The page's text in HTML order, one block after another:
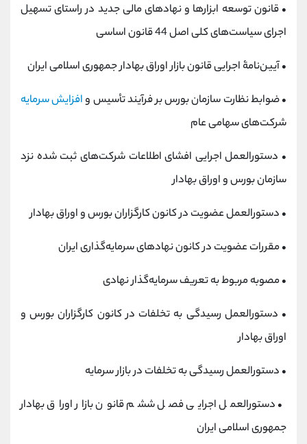
• قانون توسعه ابزارها و نهادهای مالی جدید در راستای تسهیل
اجرای سیاست‌های کلی اصل 44 قانون اساسی
• آیین‌نامۀ اجرایی قانون بازار اوراق بهادار جمهوری اسلامی ایران
• ضوابط نظارت سازمان بورس بر فرآیند تأسیس وافزایش سرمایه
شرکت‌های سهامی عام
• دستورالعمل اجرایی افشای اطلاعات شرکت‌های ثبت شده نزد
سازمان بورس و اوراق بهادار
• دستورالعمل عضویت در کانون کارگزاران بورس و اوراق بهادار
• مقررات عضویت در کانون نهادهای سرمایه‌گذاری ایران
• مصوبه مربوط به تعریف سرمایه‌گذار نهادی
• دستورالعمل رسیدگی به تخلفات در کانون کارگزاران بورس و
اوراق بهادار
• دستورالعمل رسیدگی به تخلفات در بازار سرمایه
• دستورالعمل اجرایی فصل ششم قانون بازار اوراق بهادار
جمهوری اسلامی ایران